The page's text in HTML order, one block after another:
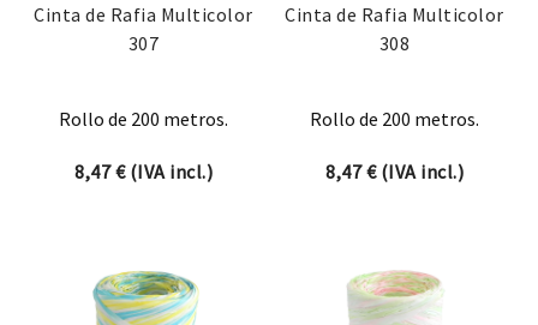
Cinta de Rafia Multicolor
307
Rollo de 200 metros.
8,47€(IVA incl.)
Cinta de Rafia Multicolor
308
Rollo de 200 metros.
8,47€(IVA incl.)